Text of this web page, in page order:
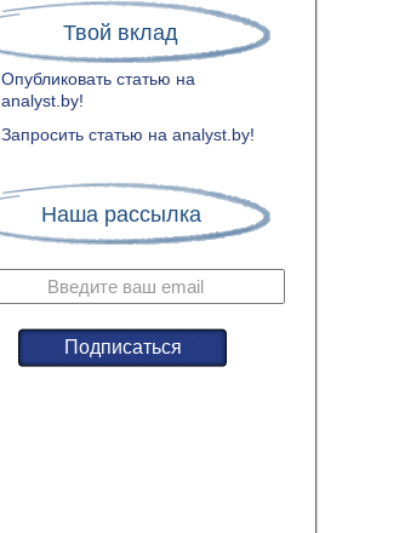
Твой вклад
Опубликовать статью на
analyst.by!
Запросить статью на analyst.by!
Наша рассылка